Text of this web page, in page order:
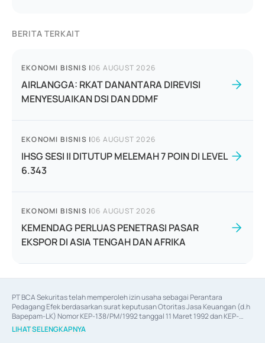
BERITA TERKAIT
EKONOMI BISNIS |06 AUGUST 2026
AIRLANGGA: RKAT DANANTARA DIREVISI
MENYESUAIKAN DSI DAN DDMF
EKONOMI BISNIS |06 AUGUST 2026
IHSG SESI II DITUTUP MELEMAH 7 POIN DI LEVEL
6.343
EKONOMI BISNIS |06 AUGUST 2026
KEMENDAG PERLUAS PENETRASI PASAR
EKSPOR DI ASIA TENGAH DAN AFRIKA
PT BCA Sekuritas telah memperoleh izin usaha sebagai Perantara
Pedagang Efek berdasarkan surat keputusan Otoritas Jasa Keuangan (d.h
Bapepam-LK) Nomor KEP-138/PM/1992 tanggal 11 Maret 1992 dan KEP-
06/D.04/2014 tanggal 28 Februari 2014, izin usaha sebagai Penjamin Emisi
Efek berdasarkan surat keputusan Otoritas Jasa Keuangan Nomor KEP-
LIHAT SELENGKAPNYA